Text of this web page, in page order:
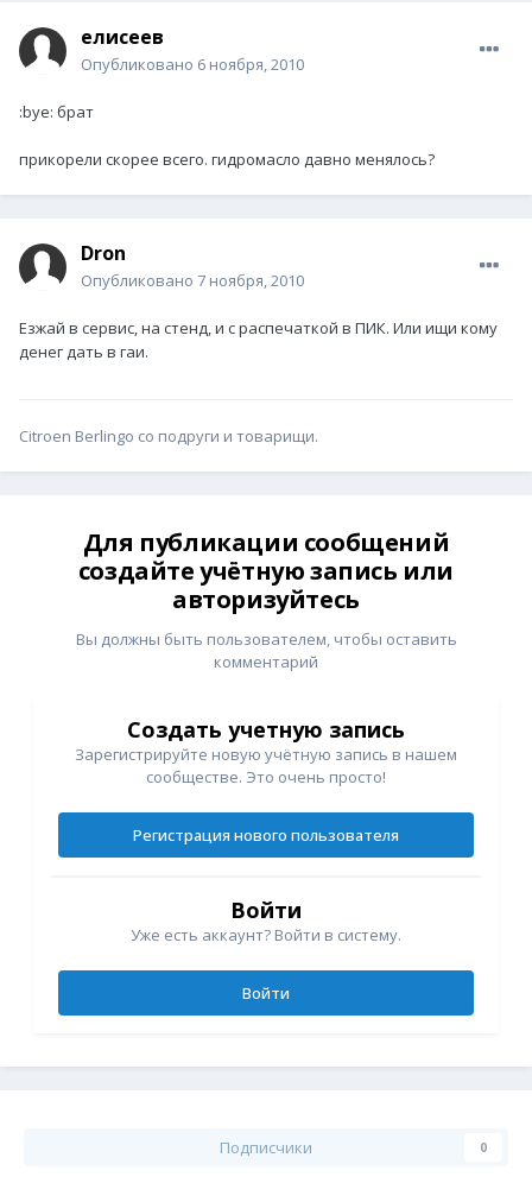
елисеев
Опубликовано 6 ноября, 2010
:bye: брат
прикорели скорее всего. гидромасло давно менялось?
Dron
Опубликовано 7 ноября, 2010
Езжай в сервис, на стенд, и с распечаткой в ПИК. Или ищи кому
денег дать в гаи.
Citroen Berlingo со подруги и товарищи.
Для публикации сообщений
создайте учётную запись или
авторизуйтесь
Вы должны быть пользователем, чтобы оставить
комментарий
Создать учетную запись
Зарегистрируйте новую учётную запись в нашем
сообществе. Это очень просто!
Регистрация нового пользователя
Войти
Уже есть аккаунт? Войти в систему.
Войти
Подписчики 0